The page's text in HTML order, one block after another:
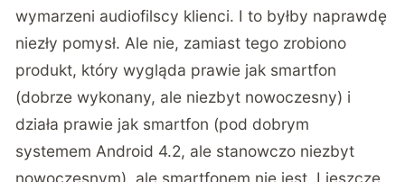
wymarzeni audiofilscy klienci. I to byłby naprawdę
niezły pomysł. Ale nie, zamiast tego zrobiono
produkt, który wygląda prawie jak smartfon
(dobrze wykonany, ale niezbyt nowoczesny) i
działa prawie jak smartfon (pod dobrym
systemem Android 4.2, ale stanowczo niezbyt